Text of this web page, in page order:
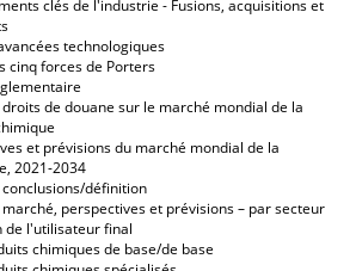
clés de l'industrie - Fusions, acquisitions et
technologiques
cinq forces de Porters
de douane sur le marché mondial de la
et prévisions du marché mondial de la
2021-2034
définition
perspectives et prévisions – par secteur
de l'utilisateur final
chimiques de base/de base